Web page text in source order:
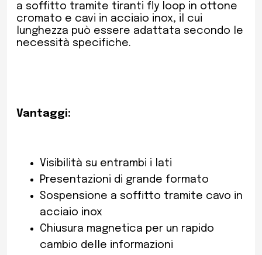
a soffitto tramite tiranti fly loop in ottone
cromato e cavi in acciaio inox, il cui
lunghezza può essere adattata secondo le
necessità specifiche.
Vantaggi:
Visibilità su entrambi i lati
Presentazioni di grande formato
Sospensione a soffitto tramite cavo in
acciaio inox
Chiusura magnetica per un rapido
cambio delle informazioni